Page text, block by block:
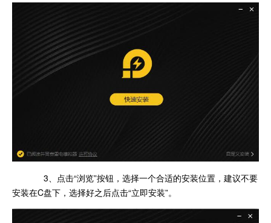
3、点击“浏览”按钮，选择一个合适的安装位置，建议不要
安装在C盘下，选择好之后点击“立即安装”。